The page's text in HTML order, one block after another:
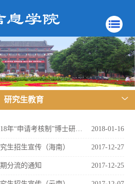
研究生教育
2018-01-16
2017-12-27
生招生宣传（海南）
2017-12-25
分流的通知